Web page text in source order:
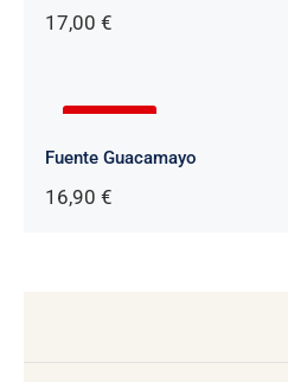
17,00 €
Fuente Guacamayo
16,90 €